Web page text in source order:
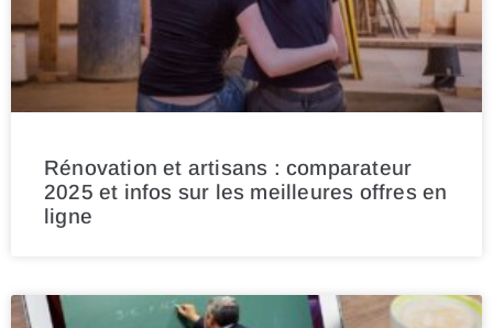
Rénovation et artisans : comparateur
2025 et infos sur les meilleures offres en
ligne